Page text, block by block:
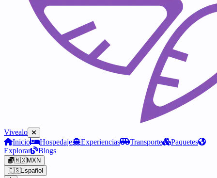
Vivealo
Inicio
Hospedaje Experiencias Transporte
Paquetes
Explorar
Blogs
🇲🇽MXN
🇪🇸Español